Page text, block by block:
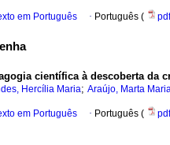
em Português · Português (
científica à descoberta da
Hercília Maria; Araújo, Marta
em Português · Português (